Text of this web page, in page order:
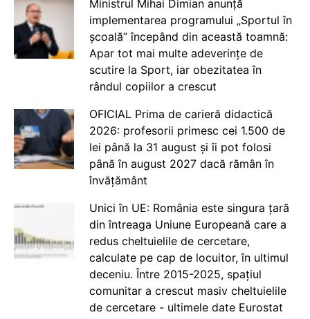
Ministrul Mihai Dimian anunță
implementarea programului „Sportul în
școală” începând din această toamnă:
Apar tot mai multe adeverințe de
scutire la Sport, iar obezitatea în
rândul copiilor a crescut
OFICIAL Prima de carieră didactică
2026: profesorii primesc cei 1.500 de
lei până la 31 august și îi pot folosi
până în august 2027 dacă rămân în
învățământ
Unici în UE: România este singura țară
din întreaga Uniune Europeană care a
redus cheltuielile de cercetare,
calculate pe cap de locuitor, în ultimul
deceniu. Între 2015-2025, spațiul
comunitar a crescut masiv cheltuielile
de cercetare - ultimele date Eurostat